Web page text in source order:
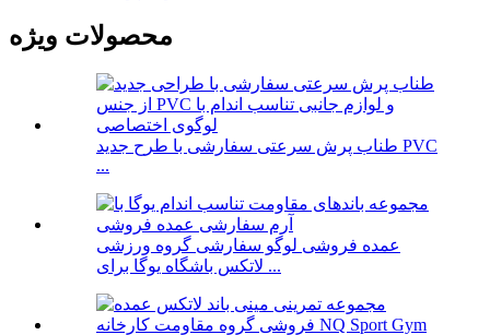
محصولات ویژه
طناب پرش سرعتی سفارشی با طرح جدید PVC
...
عمده فروشی لوگو سفارشی گروه ورزشی
لاتکس باشگاه یوگا برای ...